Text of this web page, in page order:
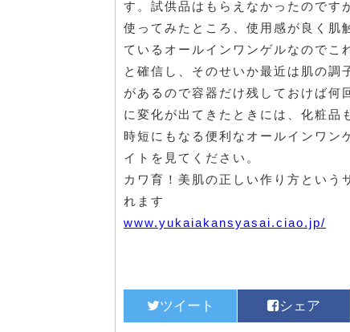
す。試供品はもらえなかったのです
使ってみたところ、使用感が良く肌
ているオールインワンゲルなのでこ
と確信し、そのせいか最近は肌の調
があるので容器だけ残しておけば何
に変化が出てきたときには、化粧品
時短にもなる便利なオールインワン
イトを見てください。
カワ育！美肌の正しい作り方という
れます
www.yukaiakansyasai.ciao.jp/